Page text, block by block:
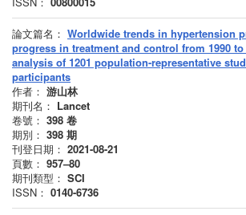
論文篇名： Worldwide trends in hypertension
progress in treatment and control from 1990 to
analysis of 1201 population-representative
participants
作者： 游山林
期刊名： Lancet
卷號： 398 卷
期別： 398 期
刊登日期： 2021-08-21
頁數： 957–80
期刊類型： SCI
ISSN： 0140-6736